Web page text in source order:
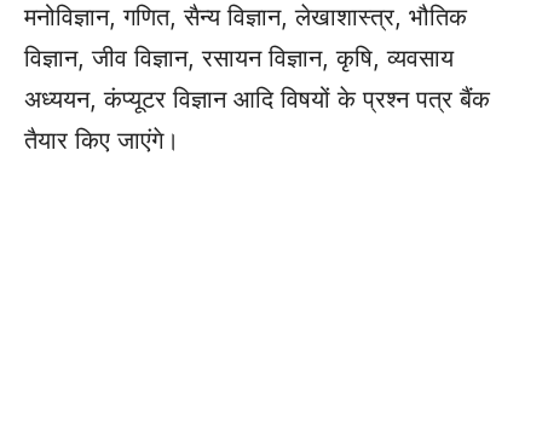
मनोविज्ञान, गणित, सैन्य विज्ञान, लेखाशास्त्र, भौतिक
विज्ञान, जीव विज्ञान, रसायन विज्ञान, कृषि, व्यवसाय
अध्ययन, कंप्यूटर विज्ञान आदि विषयों के प्रश्न पत्र बैंक
तैयार किए जाएंगे।